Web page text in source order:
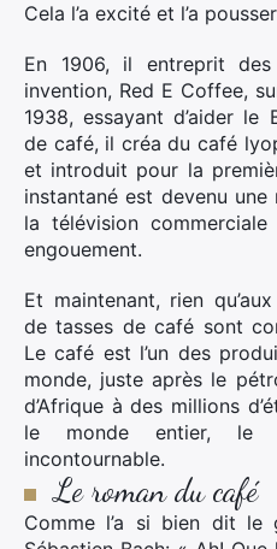
Cela l’a excité et l’a
En 1906, il entreprit
invention, Red E Coffee,
1938, essayant d’aider le
de café, il créa du café
et introduit pour la
instantané est devenu
la télévision
engouement.
Et maintenant, rien
de tasses de café sont
Le café est l’un des
monde, juste après le
d’Afrique à des millions
le monde entier, le
incontournable.
Le roman du café
Comme l’a si bien dit le